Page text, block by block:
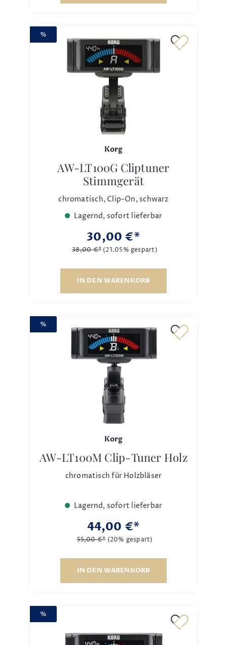
%
Korg
AW-LT100G Cliptuner
Stimmgerät
chromatisch, Clip-On, schwarz
Lagernd, sofort lieferbar
30,00 €*
38,00 €* (21.05% gespart)
IN DEN WARENKORB
%
Korg
AW-LT100M Clip-Tuner Holz
chromatisch für Holzbläser
Lagernd, sofort lieferbar
44,00 €*
55,00 €* (20% gespart)
IN DEN WARENKORB
%